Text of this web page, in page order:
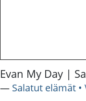
Evan My Day |
― Salatut elämät